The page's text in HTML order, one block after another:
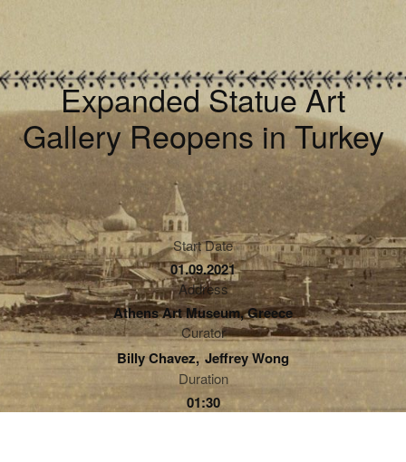
Expanded Statue Art
Gallery Reopens in Turkey
Start Date
01.09.2021
Address
Athens Art Museum, Greece
Curator
Billy Chavez Jeffrey Wong
Duration
01:30